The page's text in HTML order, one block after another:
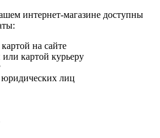
интернет-магазине доступны
на сайте
картой курьеру
юридических лиц